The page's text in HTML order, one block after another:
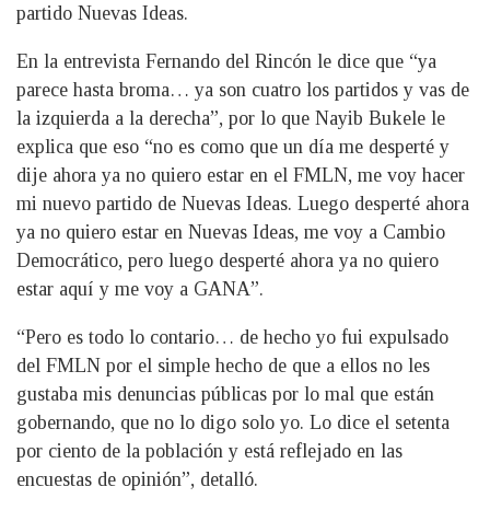
partido Nuevas Ideas.
En la entrevista Fernando del Rincón le dice que “ya
parece hasta broma… ya son cuatro los partidos y vas de
la izquierda a la derecha”, por lo que Nayib Bukele le
explica que eso “no es como que un día me desperté y
dije ahora ya no quiero estar en el FMLN, me voy hacer
mi nuevo partido de Nuevas Ideas. Luego desperté ahora
ya no quiero estar en Nuevas Ideas, me voy a Cambio
Democrático, pero luego desperté ahora ya no quiero
estar aquí y me voy a GANA”.
“Pero es todo lo contario… de hecho yo fui expulsado
del FMLN por el simple hecho de que a ellos no les
gustaba mis denuncias públicas por lo mal que están
gobernando, que no lo digo solo yo. Lo dice el setenta
por ciento de la población y está reflejado en las
encuestas de opinión”, detalló.